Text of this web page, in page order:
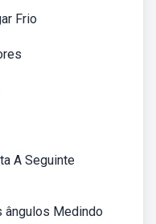
Frio
A Seguinte
ângulos Medindo